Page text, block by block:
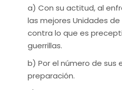
a) Con su actitud, al
las mejores Unidades
contra lo que es
guerrillas.
b) Por el número de sus
preparación.